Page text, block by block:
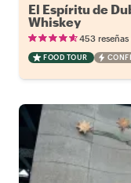
El Espíritu de
Whiskey
453 reseñas
FOOD TOUR